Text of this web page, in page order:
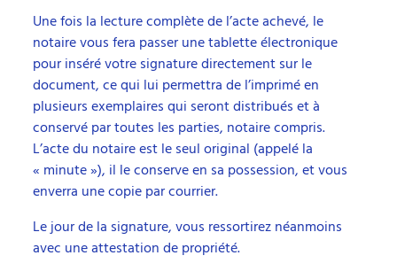
Une fois la lecture complète de l’acte achevé, le
notaire vous fera passer une tablette électronique
pour inséré votre signature directement sur le
document, ce qui lui permettra de l’imprimé en
plusieurs exemplaires qui seront distribués et à
conservé par toutes les parties, notaire compris.
L’acte du notaire est le seul original (appelé la
« minute »), il le conserve en sa possession, et vous
enverra une copie par courrier.
Le jour de la signature, vous ressortirez néanmoins
avec une attestation de propriété.